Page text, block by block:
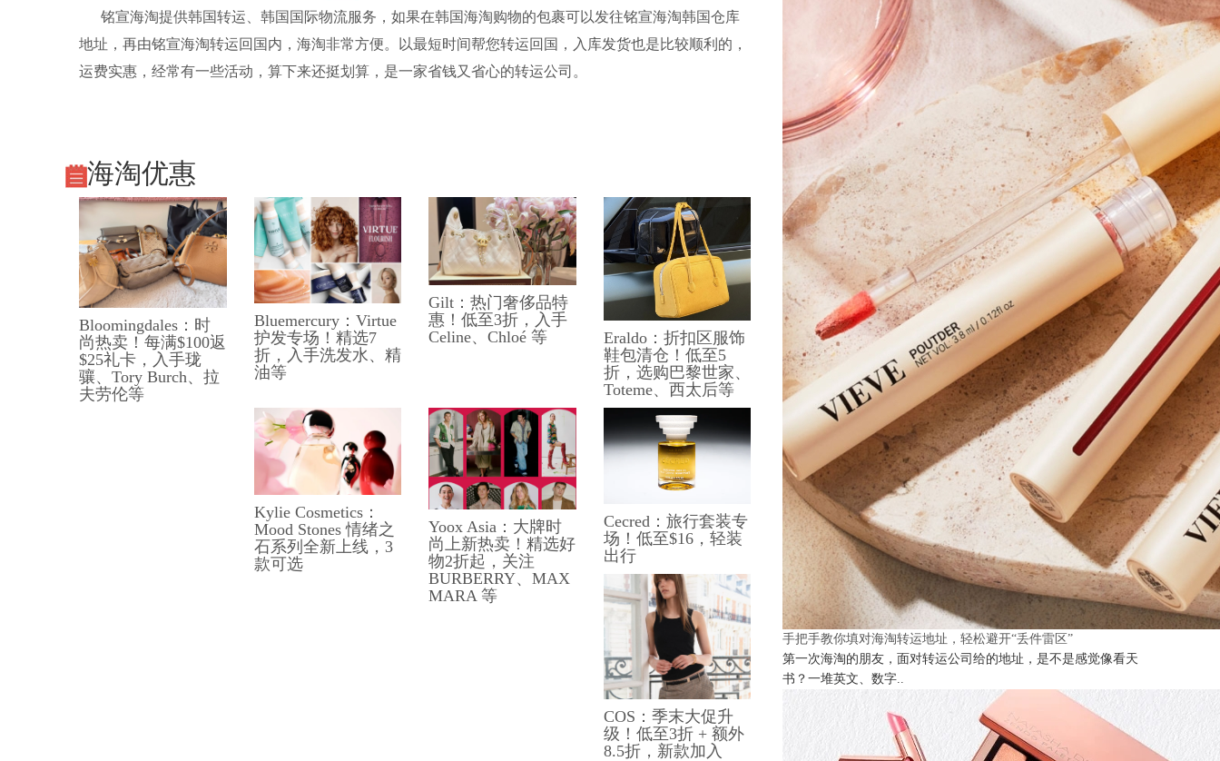
铭宣海淘提供韩国转运、韩国国际物流服务，如果在韩国海淘购物的包裹可以发往铭宣海淘韩国仓库
地址，再由铭宣海淘转运回国内，海淘非常方便。以最短时间帮您转运回国，入库发货也是比较顺利的，
运费实惠，经常有一些活动，算下来还挺划算，是一家省钱又省心的转运公司 。
海淘优惠
Bloomingdales：时
尚热卖！每满$100返
$25礼卡，入手珑
骧、Tory Burch、拉
夫劳伦等
Bluemercury：Virtue
护发专场！精选7
折，入手洗发水、精
油等
Gilt：热门奢侈品特
惠！低至3折，入手
Celine、Chloé 等
Eraldo：折扣区服饰
鞋包清仓！低至5
折，选购巴黎世家、
Toteme、西太后等
Kylie Cosmetics：
Mood Stones 情绪之
石系列全新上线，3
款可选
Yoox Asia：大牌时
尚上新热卖！精选好
物2折起，关注
BURBERRY、MAX
MARA 等
Cecred：旅行套装专
场！低至$16，轻装
出行
COS：季末大促升
级！低至3折 + 额外
8.5折，新款加入
手把手教你填对海淘转运地址，轻松避开“丢件雷区”
第一次海淘的朋友，面对转运公司给的地址，是不是感觉像看天
书？一堆英文、数字..